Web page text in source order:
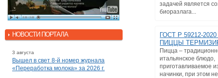
НОВОСТИ ПОРТАЛА
3 августа
Вышел в свет 8-й номер журнала
«Переработка молока» за 2026 г.
задачей является
биоразлага...
ГОСТ Р 59212-
ПИЦЦЫ
Пицца –
итальянское блюдо,
приготавливаемое
начинки, при этом